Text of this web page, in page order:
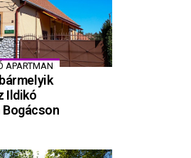
APARTMAN
Ildikó
Bogácson